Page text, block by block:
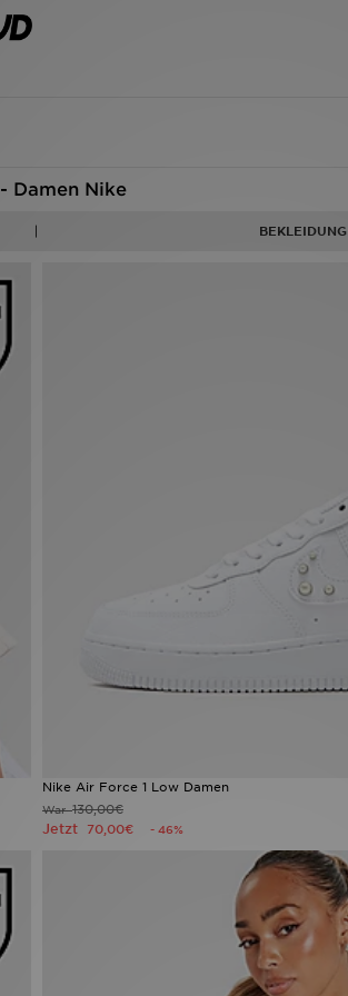
Damen Nike
BEKLEIDUNG
Nike Air Force 1 Low Damen
War130,00€
Jetzt 70,00€ - 46%